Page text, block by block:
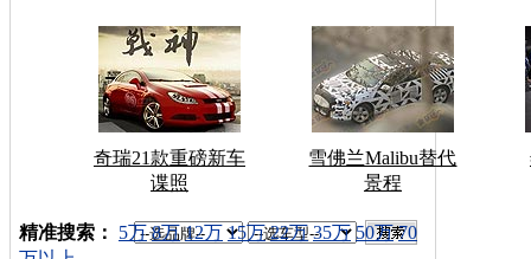
奇瑞21款重磅新车
谍照
雪佛兰Malibu替代
景程
车型搜索：
精准搜索： 5万 8万 12万 15万 22万 35万 50万 70